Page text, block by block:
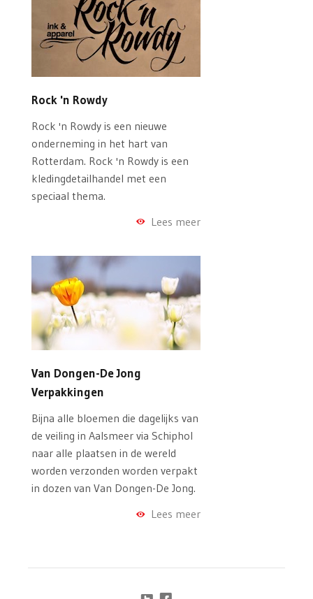
Rock 'n Rowdy
Rock 'n Rowdy is een nieuwe
onderneming in het hart van
Rotterdam. Rock 'n Rowdy is een
kledingdetailhandel met een
speciaal thema.
Lees meer
Van Dongen-De Jong
Verpakkingen
Bijna alle bloemen die dagelijks van
de veiling in Aalsmeer via Schiphol
naar alle plaatsen in de wereld
worden verzonden worden verpakt
in dozen van Van Dongen-De Jong.
Lees meer